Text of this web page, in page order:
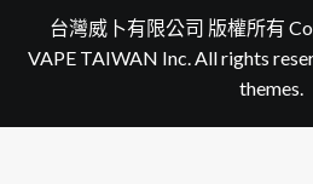
台灣威卜有限公司 版權所有
VAPE TAIWAN Inc. All rights
themes.